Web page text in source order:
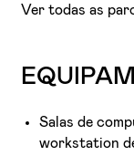
Ver todas as
Salas de
workstation